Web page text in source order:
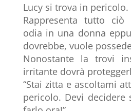
Lucy si trova in pericolo.
Rappresenta tutto ciò
odia in una donna
dovrebbe, vuole
Nonostante la trovi
irritante dovrà
“Stai zitta e ascoltami
pericolo. Devi